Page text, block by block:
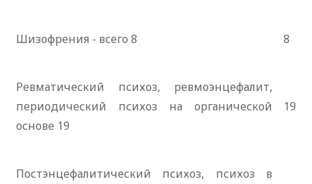
Шизофрения - всего 8 8
Ревматический психоз, ревмоэнцефалит,
периодический психоз на органической
основе 19
19
Постэнцефалитический психоз, психоз в